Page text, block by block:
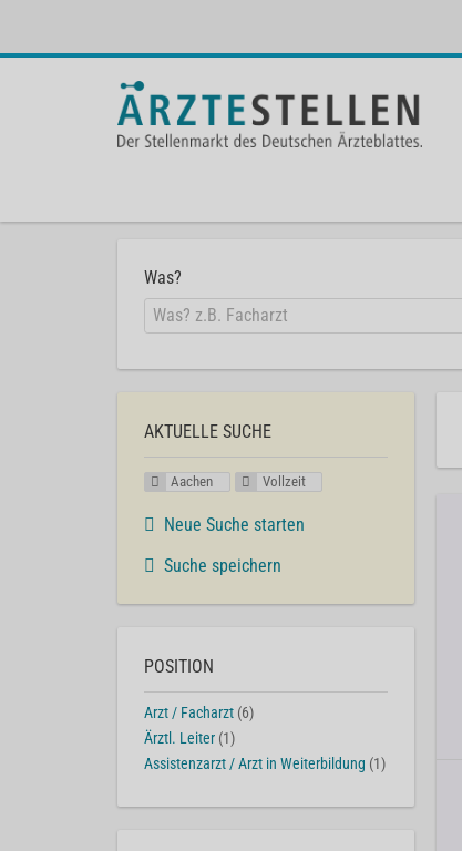
Was?
AKTUELLE SUCHE
Aachen Vollzeit
Neue Suche starten
Suche speichern
POSITION
Arzt / Facharzt (6)
Ärztl. Leiter (1)
Assistenzarzt / Arzt in Weiterbildung (1)